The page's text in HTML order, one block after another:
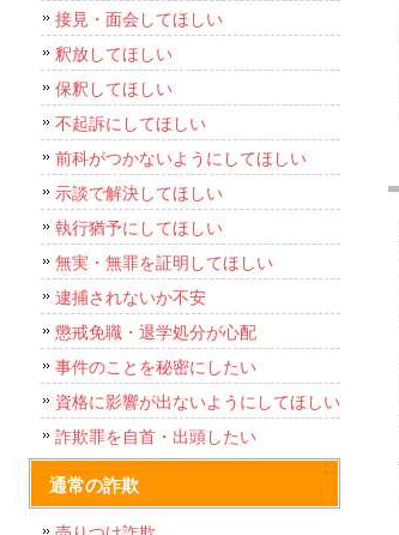
接見・面会してほしい
釈放してほしい
保釈してほしい
不起訴にしてほしい
前科がつかないようにしてほしい
示談で解決してほしい
執行猶予にしてほしい
無実・無罪を証明してほしい
逮捕されないか不安
懲戒免職・退学処分が心配
事件のことを秘密にしたい
資格に影響が出ないようにしてほしい
詐欺罪を自首・出頭したい
通常の詐欺